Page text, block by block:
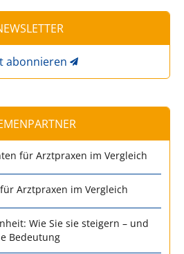
abonnieren
für Arztpraxen im Vergleich
Arztpraxen im Vergleich
Wie Sie sie steigern – und
Bedeutung